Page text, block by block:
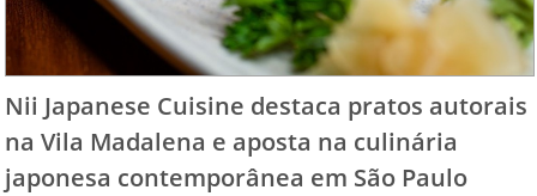
Nii Japanese Cuisine destaca pratos autorais
na Vila Madalena e aposta na culinária
japonesa contemporânea em São Paulo